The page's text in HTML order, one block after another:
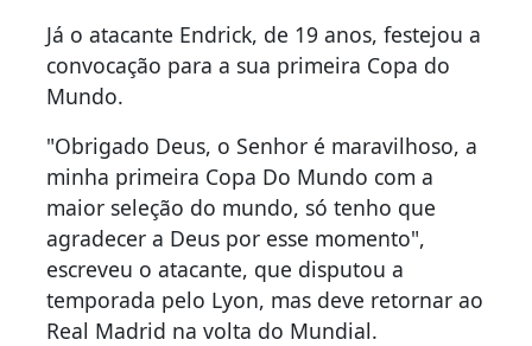
Já o atacante Endrick, de 19 anos, festejou a
convocação para a sua primeira Copa do
Mundo.
"Obrigado Deus, o Senhor é maravilhoso, a
minha primeira Copa Do Mundo com a
maior seleção do mundo, só tenho que
agradecer a Deus por esse momento",
escreveu o atacante, que disputou a
temporada pelo Lyon, mas deve retornar ao
Real Madrid na volta do Mundial.